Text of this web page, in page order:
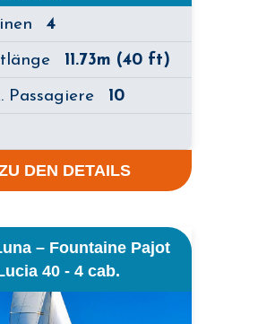
4
11.73m (40 ft)
Passagiere 10
DEN DETAILS
– Fountaine Pajot
40 - 4 cab.